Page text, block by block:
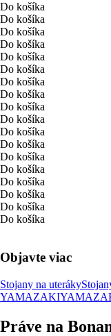
Do košíka
Do košíka
Do košíka
Do košíka
Do košíka
Do košíka
Do košíka
Do košíka
Do košíka
Do košíka
Do košíka
Do košíka
Do košíka
Do košíka
Do košíka
Do košíka
Do košíka
Do košíka
Objavte viac
Stojany na uteráky
YAMAZAKI
Práve na